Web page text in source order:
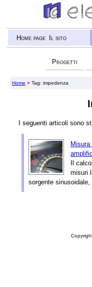
Home page Il sito
Progetti
Home > Tag: impedenza
I seguenti articoli sono
Misura
Il
misuri
sorgente sinusoidale,